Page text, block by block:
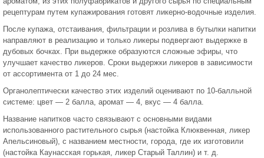
рецептурам путем купажирования готовят ликерно-водочные из­делия.
После купажа, отстаивания, фильтрации и розлива в бутыл­ки напитки
направляют в реализацию и только ликеры подвергают выдержке в
дубовых бочках. При выдержке образуются сложные эфиры, что
улучшает качество ликеров. Сроки выдержки ликеров в зависимости
от ассортимента от 1 до 24 мес.
Органолептически качество этих изделий оценивают по 10-балльной
системе: цвет — 2 балла, аромат — 4, вкус — 4 балла.
Название напитков часто связывают с основными видами
использованного растительного сырья (настойка Клюквенная, ликер
Апельсиновый), с названием местности, города, где их изготовили
(настойка Каунасская горькая, ликер Старый Таллин) и т. д.